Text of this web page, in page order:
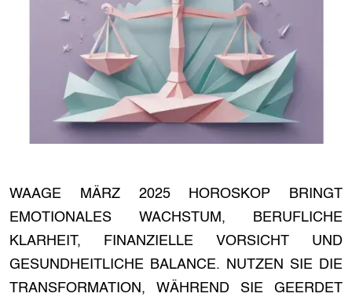
WAAGE MÄRZ 2025 HOROSKOP BRINGT
EMOTIONALES WACHSTUM, BERUFLICHE
KLARHEIT, FINANZIELLE VORSICHT UND
GESUNDHEITLICHE BALANCE. NUTZEN SIE DIE
TRANSFORMATION, WÄHREND SIE GEERDET